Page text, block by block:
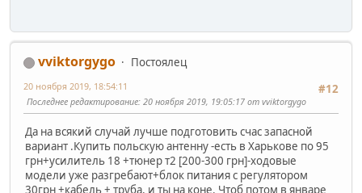
vviktorgygo
Постоялец
#12
20 ноября 2019, 18:54:11
Последнее редактирование: 20 ноября 2019, 19:05:17 от vviktorgygo
Да на всякий случай лучше подготовить счас запасной
вариант .Купить польскую антенну -есть в Харькове по 95
грн+усилитель 18 +тюнер т2 [200-300 грн]-ходовые
модели уже разгребают+блок питания с регулятором
30грн +кабель + труба, и ты на коне. Чтоб потом в январе